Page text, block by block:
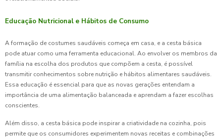
Educação Nutricional e Hábitos de Consumo
A formação de costumes saudáveis começa em casa, e a cesta básica
pode atuar como uma ferramenta educacional. Ao envolver os membros da
família na escolha dos produtos que compõem a cesta, é possível
transmitir conhecimentos sobre nutrição e hábitos alimentares saudáveis.
Essa educação é essencial para que as novas gerações entendam a
importância de uma alimentação balanceada e aprendam a fazer escolhas
conscientes.
Além disso, a cesta básica pode inspirar a criatividade na cozinha, pois
permite que os consumidores experimentem novas receitas e combinações